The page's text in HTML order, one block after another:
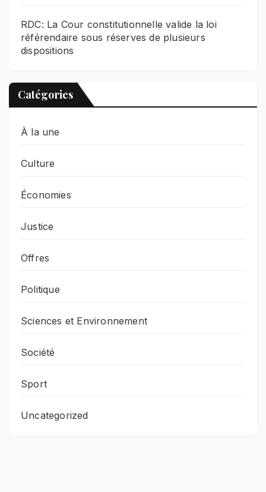
RDC: La Cour constitutionnelle valide la loi
référendaire sous réserves de plusieurs
dispositions
Catégories
À la une
Culture
Économies
Justice
Offres
Politique
Sciences et Environnement
Société
Sport
Uncategorized